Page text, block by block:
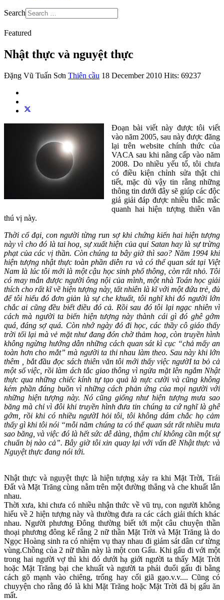
Search
Featured
Nhật thực và nguyệt thực
Đặng Vũ Tuấn Sơn Thiên cầu 18 December 2010 Hits: 69237
Đoạn bài viết này được tôi viết
vào năm 2005, sau này được đăng
lại trên website chính thức của
VACA sau khi nâng cấp vào năm
2008. Do nhiều yếu tố, tôi chưa
có điều kiện chỉnh sửa thật chi
tiết, mặc dù vậy tin rằng những
thông tin dưới đây sẽ giúp các độc
giả giải đáp được nhiều thắc mắc
quanh hai hiện tượng thiên văn
thú vị này.
Thời cổ đại, con người từng run sợ khi chứng kiến hai hiện tượng
này vì cho đó là tai hoạ, sự xuất hiện của quỉ Satan hay là sự trừng
phạt của các vị thần. Còn chúng ta bây giờ thì sao? Năm 1994 khi
hiện tượng nhật thực toàn phần diễn ra và có thể quan sát tại Việt
Nam là lúc tôi mới là một cậu học sinh phổ thông, còn rất nhỏ. Tôi
có may mắn được người ông nội của mình, một nhà Toán học giải
thích cho rất kĩ về hiện tượng này, tất nhiên là kĩ với một đứa trẻ, đủ
để tôi hiểu đó đơn giản là sự che khuất, tôi nghĩ khi đó người lớn
chắc ai cũng đều biết điều đó cả. Rồi sau đó tôi lại ngạc nhiên vì
cách mà người ta biến hiện tượng này thành cái gì đó ghê gớm
quá, đáng sợ quá. Còn nhớ ngày đó đi học, các thầy cô giáo thấy
trời tối lại mà vẻ mặt như đang đón chờ thảm hoạ, còn truyền hình
không ngừng hướng dẫn những cách quan sát kì cục “chả mấy an
toàn hơn cho mắt” mà người ta thi nhau làm theo. Sau này khi lớn
thêm , bắt đầu đọc sách thiên văn tôi mới thấy việc ngườI ta bỏ cả
một số việc, rồi làm ách tắc giao thông vì ngửa mặt lên ngắm Nhật
thực qua những chiếc kính tự tạo quả là nực cười và cũng không
kém phần đáng buồn vì những cách phản ứng của mọi người với
những hiện tượng này. Nó cũng giống như hiện tượng mưa sao
băng mà chỉ vì đôi khi truyền hình đưa tin chúng ta cứ nghĩ là ghê
gớm, rồi khi có nhiều ngườI hỏi tôi, tôi không dám chắc họ cảm
thấy gì khi tôi nói “mỗi năm chúng ta có thể quan sát rất nhiều mưa
sao băng, và việc đó là hết sức dễ dàng, thậm chí không cần một sự
chuẩn bị nào cả”. Bây giờ tôi xin quay lại với vấn đề Nhật thực và
Nguyệt thực đang nói tới.
Nhật thực và nguyệt thực là hiện tượng xảy ra khi Mặt Trời, Trái
Đất và Mặt Trăng cùng nằm trên một đường thẳng và che khuất lẫn
nhau.
Thời xưa, khi chưa có nhiều nhận thức về vũ trụ, con người không
hiểu về 2 hiện tượng này và thường đưa ra các cách giải thích khác
nhau. Người phương Đông thường biết tới một câu chuyện thần
thoại phương đông kể rằng 2 nữ thần Mặt Trời và Mặt Trăng là do
Ngọc Hoàng sinh ra có nhiệm vụ thay nhau đi giám sát dân cư từng
vùng.Chồng của 2 nữ thần này là một con Gấu. Khi gấu đi với một
trong hai người vợ thì khi đó dưới hạ giới người ta thấy Mặt Trời
hoặc Mặt Trăng bại che khuất và người ta phải đuổi gấu đi bằng
cách gõ mạnh vào chiêng, trống hay cối giã gạo.v.v.... Cũng có
chuyyện cho rằng đó là khi Mặt Trăng hoặc Mặt Trời đã bị gấu ăn
mất.